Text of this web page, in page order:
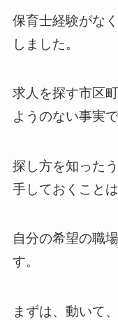
保育士経験がな
しました。
求人を探す市区
ようのない事実
探し方を知った
手しておくことは
自分の希望の職
す。
まずは、動いて